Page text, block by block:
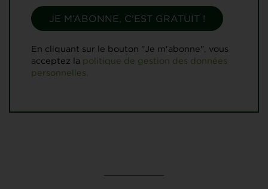
En cliquant sur le bouton "Je m'abonne", vous
acceptez la politique de gestion des données
personnelles.